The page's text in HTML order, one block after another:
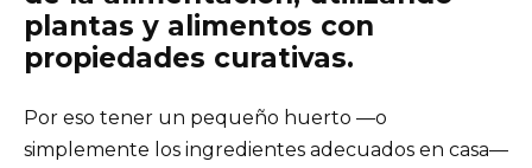
plantas y alimentos con
propiedades curativas.
Por eso tener un pequeño huerto —o
simplemente los ingredientes adecuados en casa—